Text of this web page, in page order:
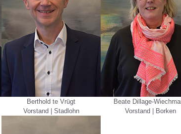
Berthold te Vrügt
Vorstand | Stadlohn
Beate Dillage-
Vorstand | Borken